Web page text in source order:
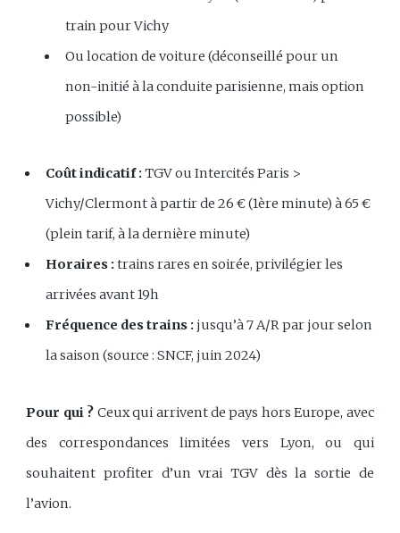
train pour Vichy
Ou location de voiture (déconseillé pour un
non-initié à la conduite parisienne, mais option
possible)
Coût indicatif :TGV ou Intercités Paris >
Vichy/Clermont à partir de 26 € (1ère minute) à 65 €
(plein tarif, à la dernière minute)
Horaires :trains rares en soirée, privilégier les
arrivées avant 19h
Fréquence des trains : jusqu’à 7 A/R par jour selon
la saison (source : SNCF, juin 2024)
Pour qui ? Ceux qui arrivent de pays hors Europe, avec
des correspondances limitées vers Lyon, ou qui
souhaitent profiter d’un vrai TGV dès la sortie de
l’avion.